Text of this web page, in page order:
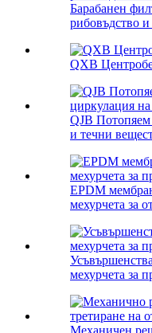
Барабанен
рибовъдство и
QXB
QJB Потопяем
и течни
EPDM
мехурчета за
мехурчета за
Механичен